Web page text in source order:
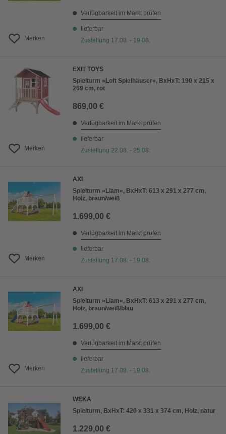
Merken
Verfügbarkeit im Markt prüfen
lieferbar
Zustellung 17.08. - 19.08.
Merken
EXIT TOYS
Spielturm »Loft Spielhäuser«, BxHxT: 190 x 215 x
269 cm, rot
869,00 €
Verfügbarkeit im Markt prüfen
lieferbar
Zustellung 22.08. - 25.08.
Merken
AXI
Spielturm »Liam«, BxHxT: 613 x 291 x 277 cm,
Holz, braun/weiß
1.699,00 €
Verfügbarkeit im Markt prüfen
lieferbar
Zustellung 17.08. - 19.08.
Merken
AXI
Spielturm »Liam«, BxHxT: 613 x 291 x 277 cm,
Holz, braun/weiß/blau
1.699,00 €
Verfügbarkeit im Markt prüfen
lieferbar
Zustellung 17.08. - 19.08.
WEKA
Spielturm, BxHxT: 420 x 331 x 374 cm, Holz, natur
1.229,00 €